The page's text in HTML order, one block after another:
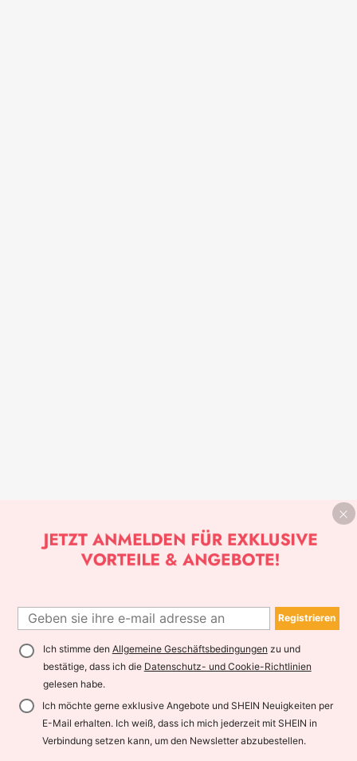
Registrieren
Ich stimme den Allgemeine Geschäftsbedingungen zu und
bestätige, dass ich die Datenschutz- und Cookie-Richtlinien
gelesen habe.
Ich möchte gerne exklusive Angebote und SHEIN Neuigkeiten per
E-Mail erhalten. Ich weiß, dass ich mich jederzeit mit SHEIN in
Verbindung setzen kann, um den Newsletter abzubestellen.